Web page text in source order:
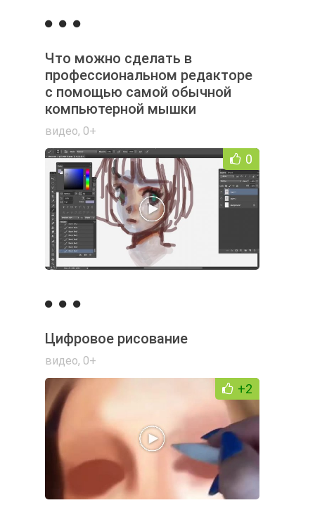
Что можно сделать в
профессиональном редакторе
с помощью самой обычной
компьютерной мышки
видео, 0+
0
Цифровое рисование
видео, 0+
+2